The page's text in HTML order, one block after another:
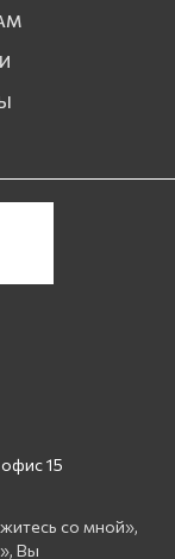
15
со мной»,
Вы